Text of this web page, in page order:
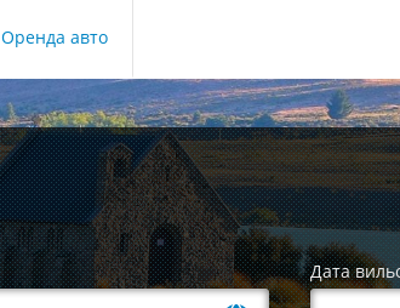
Оренда авто
Дата